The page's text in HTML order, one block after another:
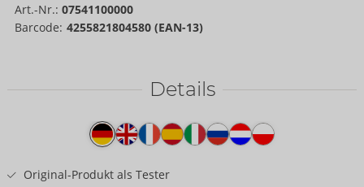
Art.-Nr.: 07541100000
Barcode: 4255821804580 (EAN-13)
Details
Produkttext
Original-Produkt als Tester